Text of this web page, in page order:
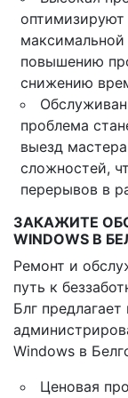
оптимизируют
максимальной
повышению
снижению
проблема
выезд
сложностей,
перерывов в
ЗАКАЖИТЕ
WINDOWS В
Ремонт и
путь к
Блг
Windows в
Ценовая